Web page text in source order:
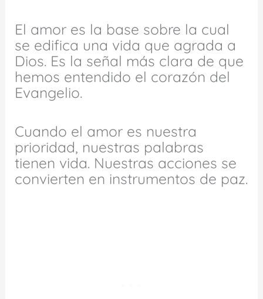
El amor es la base sobre la cual
se edifica una vida que agrada a
Dios. Es la señal más clara de que
hemos entendido el corazón del
Evangelio.
Cuando el amor es nuestra
prioridad, nuestras palabras
tienen vida. Nuestras acciones se
convierten en instrumentos de paz.